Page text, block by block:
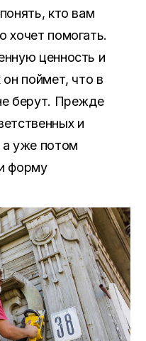
, кто вам
хочет помогать.
ценность и
он поймет, что в
берут. Прежде
и
а уже потом
форму